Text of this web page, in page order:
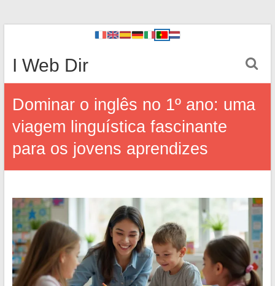
I Web Dir
Dominar o inglês no 1º ano: uma
viagem linguística fascinante
para os jovens aprendizes